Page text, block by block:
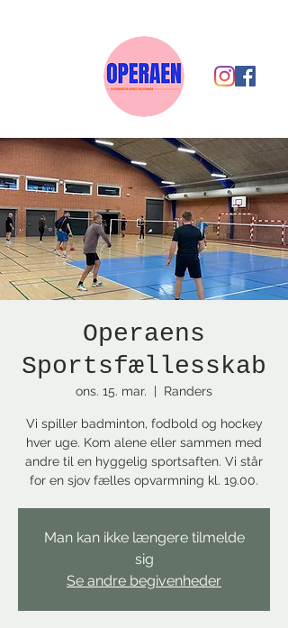
Operaens
Sportsfællesskab
ons. 15. mar.
  |
Randers
Vi spiller badminton, fodbold og hockey
hver uge. Kom alene eller sammen med
andre til en hyggelig sportsaften. Vi står
for en sjov fælles opvarmning kl. 19.00.
Man kan ikke længere tilmelde
sig
Se andre begivenheder